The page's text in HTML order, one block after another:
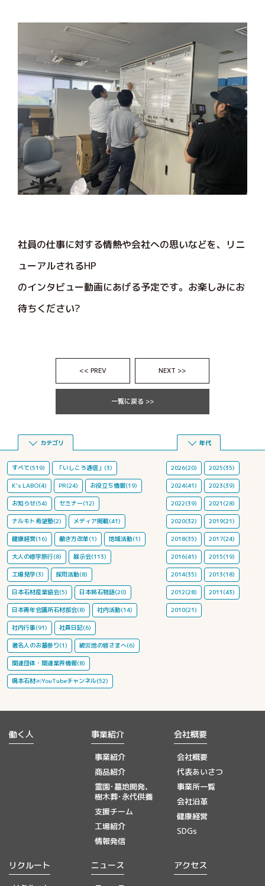
社員の仕事に対する情熱や会社への思いなどを、リニ
ューアルされるHP
のインタビュー動画にあげる予定です。お楽しみにお
待ちください?
<< PREV NEXT >>
一覧に戻る >>
カテゴリ
すべて(519) 「いしころ通信」(3)
K's LABO(4) PR(24) お役立ち情報(19)
お知らせ(54) セミナー(12)
ナルモト希望塾(2) メディア掲載(41)
健康経営(16) 働き方改革(1) 地域活動(1)
大人の修学旅行(8) 展示会(113)
工場見学(3) 採用活動(8)
日本石材産業協会(5) 日本銘石物語(20)
日本青年会議所石材部会(8) 社内活動(14)
社内行事(91) 社員日記(6)
著名人のお墓参り(1) 被災地の皆さまへ(6)
関連団体・関連業界情報(8)
鳴本石材㈱YouTubeチャンネル(52)
年代
2026(20) 2025(35)
2024(41) 2023(39)
2022(39) 2021(28)
2020(32) 2019(21)
2018(35) 2017(24)
2016(41) 2015(19)
2014(35) 2013(18)
2012(28) 2011(43)
2010(21)
働く人 事業紹介
事業紹介
商品紹介
霊園･墓地開発、
樹木葬･永代供養
支援チーム
工場紹介
情報発信
会社概要
会社概要
代表あいさつ
事業所一覧
会社沿革
健康経営
SDGs
リクルート ニュース アクセス